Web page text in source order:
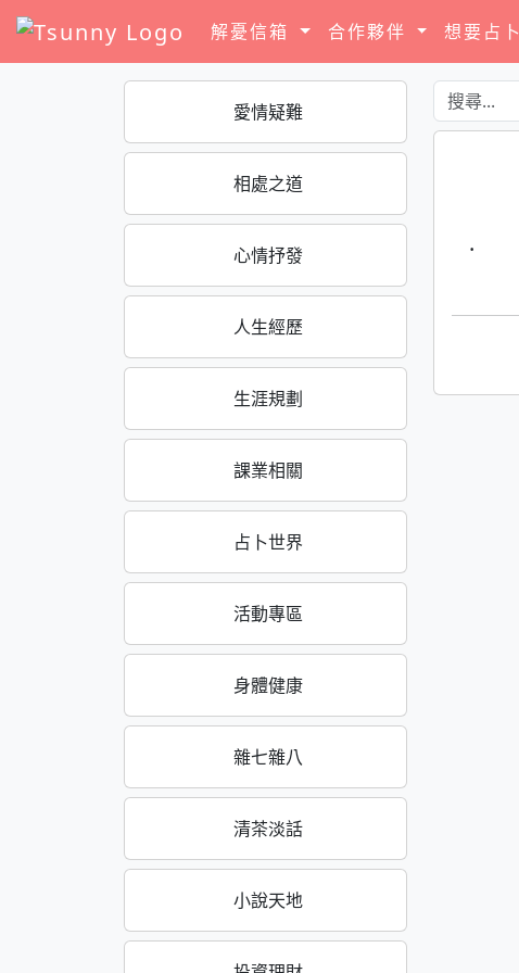
解憂信箱 合作夥伴 想要占卜
愛情疑難
相處之道
心情抒發
人生經歷
生涯規劃
課業相關
占卜世界
活動專區
身體健康
雜七雜八
清茶淡話
小說天地
·